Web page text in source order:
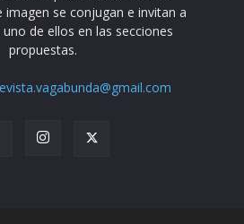
imagen se conjugan e invitan a
de ellos en las secciones
propuestas.